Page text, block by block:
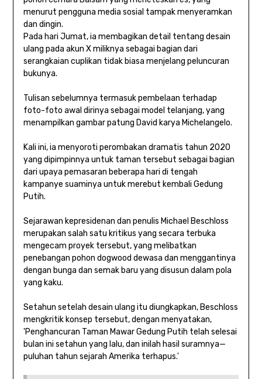
menurut pengguna media sosial tampak menyeramkan
dan dingin.
Pada hari Jumat, ia membagikan detail tentang desain
ulang pada akun X miliknya sebagai bagian dari
serangkaian cuplikan tidak biasa menjelang peluncuran
bukunya.
Tulisan sebelumnya termasuk pembelaan terhadap
foto-foto awal dirinya sebagai model telanjang, yang
menampilkan gambar patung David karya Michelangelo.
Kali ini, ia menyoroti perombakan dramatis tahun 2020
yang dipimpinnya untuk taman tersebut sebagai bagian
dari upaya pemasaran beberapa hari di tengah
kampanye suaminya untuk merebut kembali Gedung
Putih.
Sejarawan kepresidenan dan penulis Michael Beschloss
merupakan salah satu kritikus yang secara terbuka
mengecam proyek tersebut, yang melibatkan
penebangan pohon dogwood dewasa dan menggantinya
dengan bunga dan semak baru yang disusun dalam pola
yang kaku.
Setahun setelah desain ulang itu diungkapkan, Beschloss
mengkritik konsep tersebut, dengan menyatakan,
'Penghancuran Taman Mawar Gedung Putih telah selesai
bulan ini setahun yang lalu, dan inilah hasil suramnya—
puluhan tahun sejarah Amerika terhapus.'